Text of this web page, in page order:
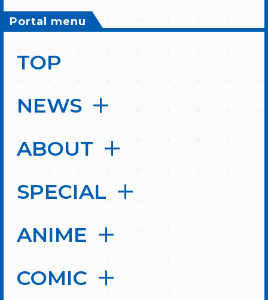
Portal menu
TOP
NEWS
ABOUT
SPECIAL
ANIME
COMIC